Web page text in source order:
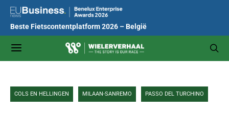
Beste Fietscontentplatform 2026 – België
COLS EN HELLINGEN MILAAN-SANREMO PASSO DEL TURCHINO